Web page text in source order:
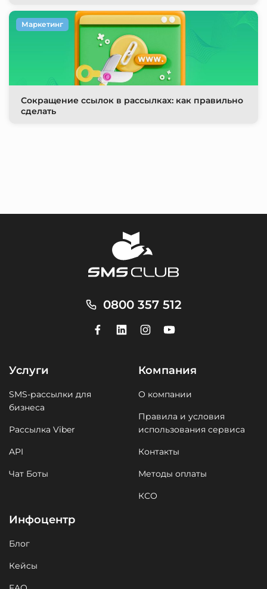
Сокращение ссылок в рассылках: как правильно
сделать
Маркетинг
0800 357 512
Услуги
SMS-рассылки для
бизнеса
Рассылка Viber
API
Чат Боты
Компания
О компании
Правила и условия
использования сервиса
Контакты
Методы оплаты
КСО
Инфоцентр
Блог
Кейсы